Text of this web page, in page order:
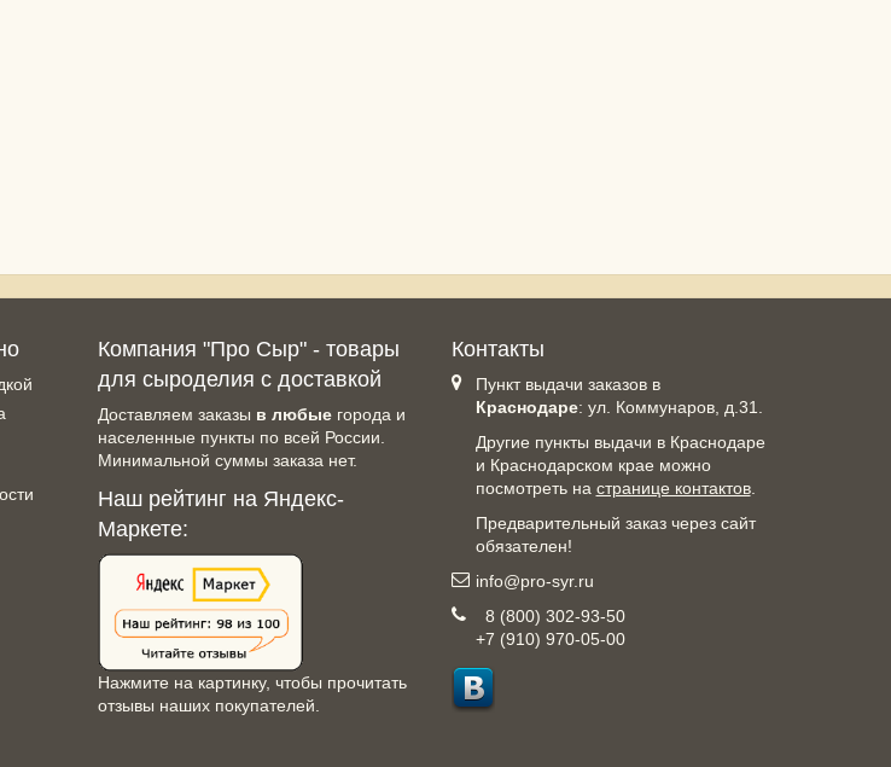
Компания "Про Сыр" - товары
для сыроделия с доставкой
Доставляем заказы в любые города и
населенные пункты по всей России.
Минимальной суммы заказа нет.
Наш рейтинг на Яндекс-
Маркете:
Нажмите на картинку, чтобы прочитать
отзывы наших покупателей.
Контакты
Пункт выдачи заказов в
Краснодаре: ул. Коммунаров, д.31.
Другие пункты выдачи в Краснодаре
и Краснодарском крае можно
посмотреть на странице контактов.
Предварительный заказ через сайт
обязателен!
info@pro-syr.ru
8 (800) 302-93-50
+7 (910) 970-05-00